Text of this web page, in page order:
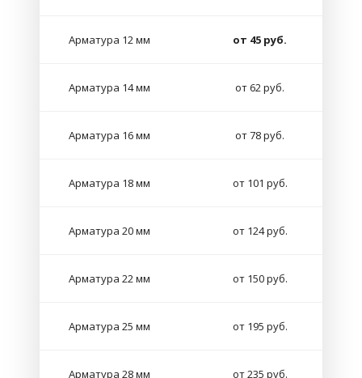
Арматура 12 мм от 45 руб.
Арматура 14 мм от 62 руб.
Арматура 16 мм от 78 руб.
Арматура 18 мм от 101 руб.
Арматура 20 мм от 124 руб.
Арматура 22 мм от 150 руб.
Арматура 25 мм от 195 руб.
Арматура 28 мм от 235 руб.